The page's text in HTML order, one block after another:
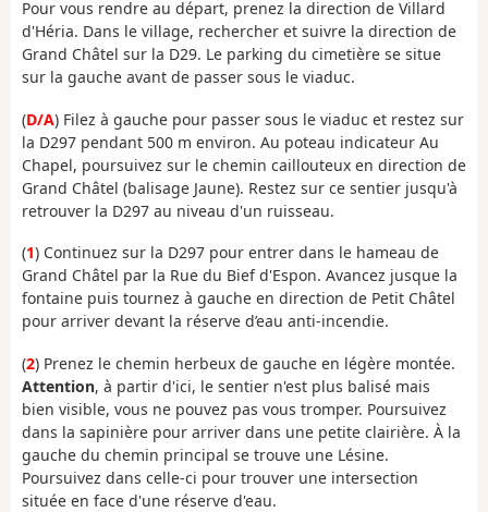
Pour vous rendre au départ, prenez la direction de Villard
d'Héria. Dans le village, rechercher et suivre la direction de
Grand Châtel sur la D29. Le parking du cimetière se situe
sur la gauche avant de passer sous le viaduc.
(D/A) Filez à gauche pour passer sous le viaduc et restez sur
la D297 pendant 500 m environ. Au poteau indicateur Au
Chapel, poursuivez sur le chemin caillouteux en direction de
Grand Châtel (balisage Jaune). Restez sur ce sentier jusqu'à
retrouver la D297 au niveau d'un ruisseau.
(1) Continuez sur la D297 pour entrer dans le hameau de
Grand Châtel par la Rue du Bief d'Espon. Avancez jusque la
fontaine puis tournez à gauche en direction de Petit Châtel
pour arriver devant la réserve d’eau anti-incendie.
(2) Prenez le chemin herbeux de gauche en légère montée.
Attention, à partir d'ici, le sentier n'est plus balisé mais
bien visible, vous ne pouvez pas vous tromper. Poursuivez
dans la sapinière pour arriver dans une petite clairière. À la
gauche du chemin principal se trouve une Lésine.
Poursuivez dans celle-ci pour trouver une intersection
située en face d'une réserve d'eau.